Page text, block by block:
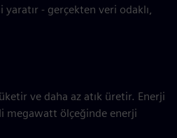
- gerçekten veri odaklı,
ve daha az atık üretir. Enerji
megawatt ölçeğinde enerji